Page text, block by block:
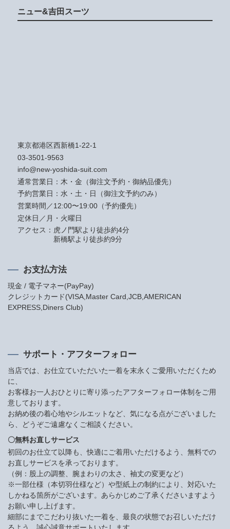
ニュー&吉田スーツ
東京都港区西新橋1-22-1
03-3501-9563
info@new-yoshida-suit.com
通常営業日：木・金（御注文予約・御納品優先）
予約営業日：水・土・日（御注文予約のみ）
営業時間／12:00〜19:00（予約優先）
定休日／月・火曜日
アクセス： 虎ノ門駅より徒歩約4分
新橋駅より徒歩約9分
お支払方法
現金 / 電子マネー(PayPay)
クレジットカード(VISA,Master Card,JCB,AMERICAN
EXPRESS,Diners Club)
サポート・アフターフォロー
当店では、お仕立ていただいた一着を末永くご愛用いただくため
に、
お客様お一人おひとりに寄り添ったアフターフォロー体制をご用
意しております。
お納め後の着心地やシルエットなど、気になる点がございました
ら、どうぞご遠慮なくご相談ください。
〇無料お直しサービス
初回のお仕立て以降も、快適にご着用いただけるよう、無料での
お直しサービスを承っております。
（例：股上の調整、腕まわりの太さ、袖丈の変更など）
※一部仕様（本切羽仕様など）や型紙上の制約により、対応いた
しかねる箇所がございます。あらかじめご了承くださいますよう
お願い申し上げます。
細部にまでこだわり抜いた一着を、最良の状態でお召しいただけ